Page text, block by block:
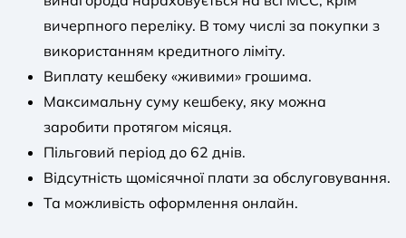
вичерпного переліку. В тому числі за покупки з
використанням кредитного ліміту.
Виплату кешбеку «живими» грошима.
Максимальну суму кешбеку, яку можна
заробити протягом місяця.
Пільговий період до 62 днів.
Відсутність щомісячної плати за обслуговування.
Та можливість оформлення онлайн.